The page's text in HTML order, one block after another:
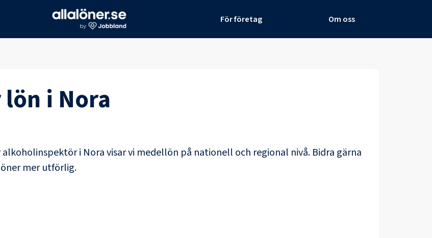
För företag Om oss
lön i Nora
alkoholinspektöri Noravisar vi medellön på nationell och regional nivå. Bidra gärna
mer utförlig.